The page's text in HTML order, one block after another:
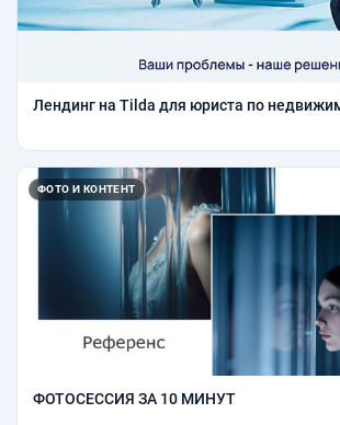
Лендинг на Tilda для юриста по
ФОТО И КОНТЕНТ
ФOTOCEСCИЯ ЗА 10 МИНУТ